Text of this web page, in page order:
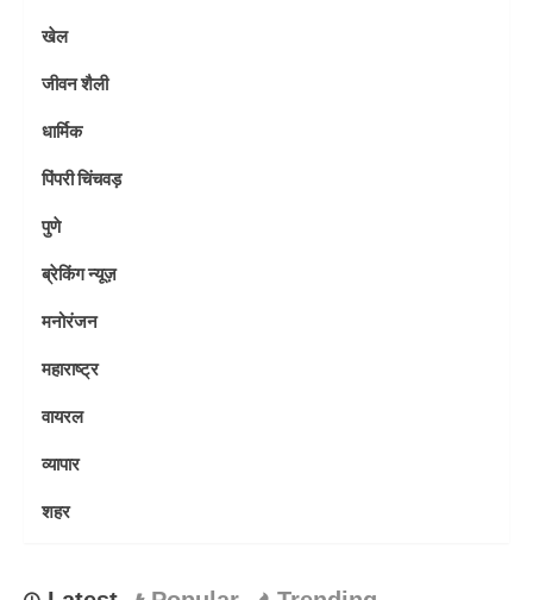
खेल
जीवन शैली
धार्मिक
पिंपरी चिंचवड़
पुणे
ब्रेकिंग न्यूज़
मनोरंजन
महाराष्ट्र
वायरल
व्यापार
शहर